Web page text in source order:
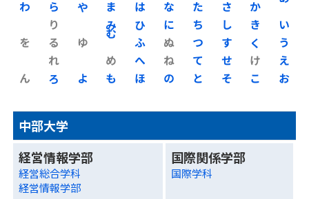
あ
い
う
え
お
か
き
く
け
こ
さ
し
す
せ
そ
た
ち
つ
て
と
な
に
ぬ
ね
の
は
ひ
ふ
へ
ほ
ま
み
む
め
も
や
ゆ
よ
ら
り
る
れ
ろ
わ
を
ん
中部大学
経営情報学部
経営総合学科
経営情報学部
国際関係学部
国際学科